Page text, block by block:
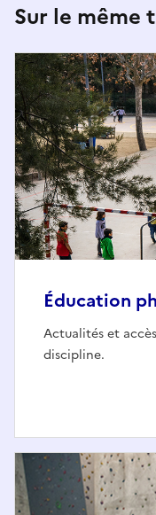
Sur le même
Éducation
Actualités et
discipline.